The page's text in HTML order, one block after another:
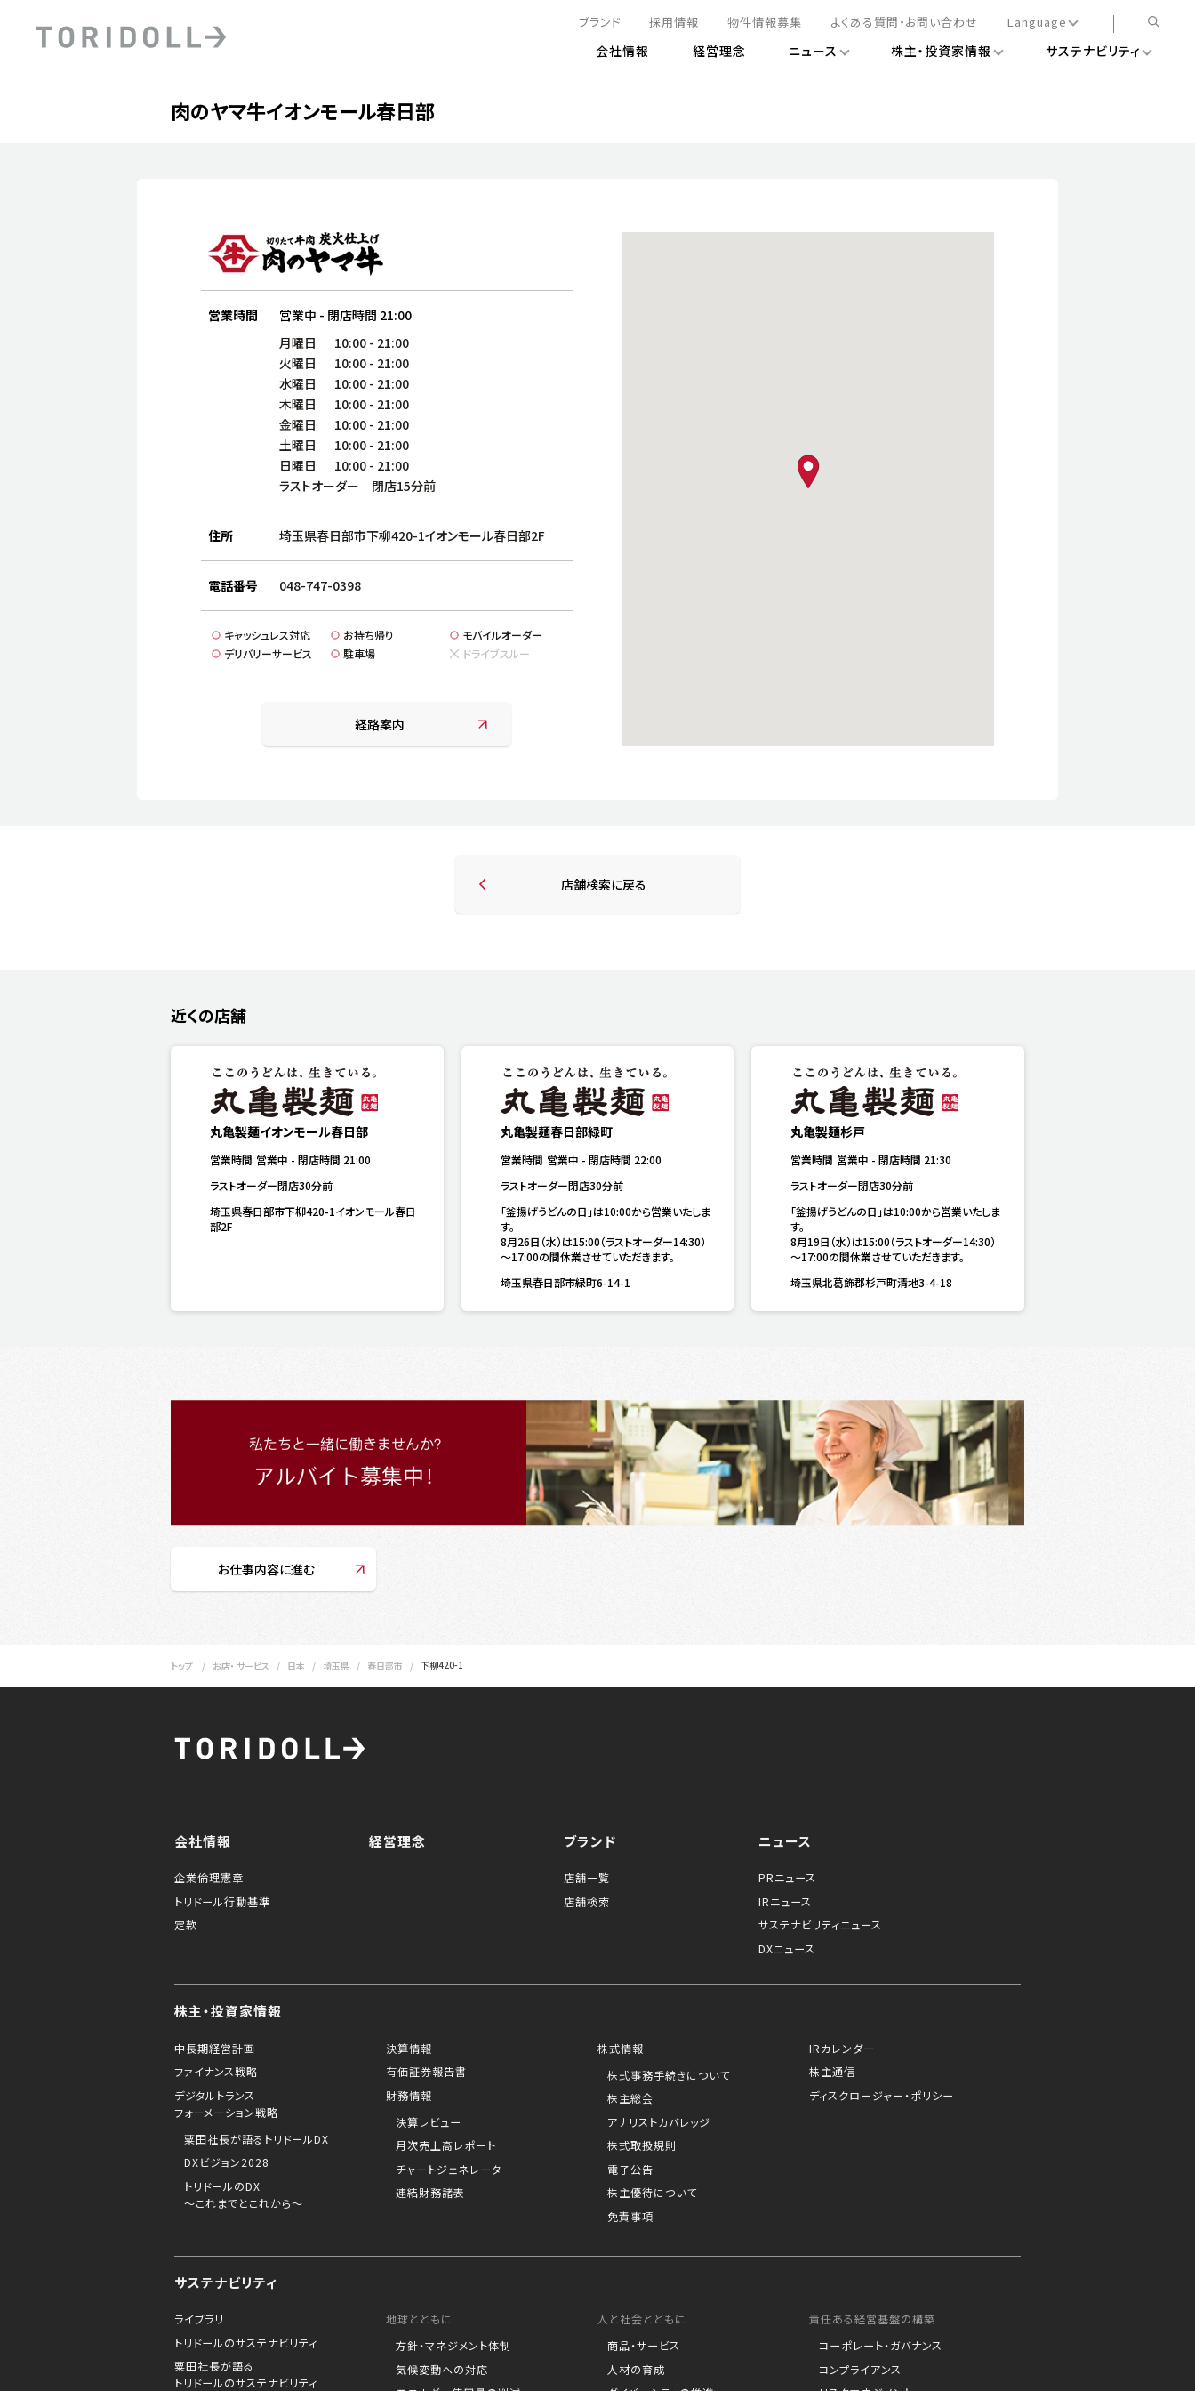
PRニュース
中長期経営計画
粟田社長が語るトリドールDX
DXビジョン2028
株式取扱規則
ライブラリ
ステークホルダーとの
コミュニケーション
エネルギー使用量の削減
人と社会とともに
社会貢献活動
リスク情報
ブランド 採用情報 物件情報募集 よくある質問・お問い合わせ
Language
日本語
会社情報 経営理念 ニュース 株主・投資家情報 サステナビリティ
肉のヤマ牛イオンモール春日部
営業時間 営業中 - 閉店時間 21:00
月曜日 10:00 - 21:00
火曜日
10:00 - 21:00
水曜日
10:00 - 21:00
木曜日
10:00 - 21:00
金曜日
10:00 - 21:00
土曜日
10:00 - 21:00
日曜日
10:00 - 21:00
ラストオーダー 閉店15分前
住所 埼玉県春日部市下柳420-1イオンモール春日部2F
電話番号 048-747-0398
キャッシュレス対応 お持ち帰り
モバイルオーダー
デリバリーサービス
駐車場 ドライブスルー
経路案内
map pin
店舗検索に戻る
近くの店舗
丸亀製麺イオンモール春日部
営業時間 営業中 - 閉店時間 21:00
ラストオーダー閉店30分前
埼玉県春日部市下柳420-1イオンモール春日
部2F
丸亀製麺春日部緑町
営業時間 営業中 - 閉店時間 22:00
ラストオーダー閉店30分前
「釜揚げうどんの日」は10:00から営業いたしま
す。
8月26日（水）は15:00（ラストオーダー14:30）
～17:00の間休業させていただきます。
埼玉県春日部市緑町6-14-1
丸亀製麺杉戸
営業時間 営業中 -閉店時間 21:30
ラストオーダー閉店30分前
「釜揚げうどんの日」は10:00から営業いたしま
す。
8月19日（水）は15:00（ラストオーダー14:30）
～17:00の間休業させていただきます。
埼玉県北葛飾郡杉戸町清地3-4-18
お仕事内容に進む
トップ お店・ サービス 日本 埼玉県 春日部市 下柳420-1
会社情報
企業倫理憲章
トリドール行動基準
定款
経営理念 ブランド
店舗一覧
店舗検索
ニュース
PRニュース
IRニュース
サステナビリティニュース
DXニュース
株主・投資家情報
中長期経営計画
ファイナンス戦略
デジタルトランス
フォーメーション戦略
粟田社長が語るトリドールDX
DXビジョン2028
トリドールのDX
～これまでとこれから～
決算情報
有価証券報告書
財務情報
決算レビュー
月次売上高レポート
チャートジェネレータ
連結財務諸表
株式情報
株式事務手続きについて
株主総会
アナリストカバレッジ
株式取扱規則
電子公告
株主優待について
免責事項
IRカレンダー
株主通信
ディスクロージャー・ポリシー
サステナビリティ
ライブラリ
トリドールのサステナビリティ
粟田社長が語る
トリドールのサステナビリティ
地球とともに
方針・マネジメント体制
気候変動への対応
人と社会とともに
商品・サービス
人材の育成
責任ある経営基盤の構築
コーポレート・ガバナンス
コンプライアンス